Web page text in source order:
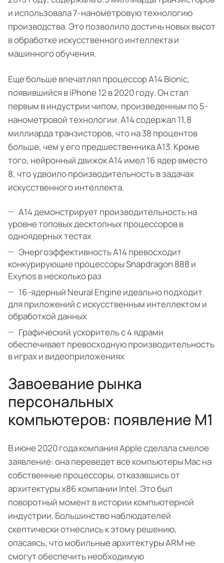
и использовала 7-нанометровую технологию
производства. Это позволило достичь новых высот
в обработке искусственного интеллекта и
машинного обучения.
Еще больше впечатлял процессор A14 Bionic,
появившийся в iPhone 12 в 2020 году. Он стал
первым в индустрии чипом, произведенным по 5-
нанометровой технологии. A14 содержал 11,8
миллиарда транзисторов, что на 38 процентов
больше, чем у его предшественника A13. Кроме
того, нейронный движок A14 имел 16 ядер вместо
8, что удвоило производительность в задачах
искусственного интеллекта.
A14 демонстрирует производительность на
уровне топовых десктопных процессоров в
одноядерных тестах
Энергоэффективность A14 превосходит
конкурирующие процессоры Snapdragon 888 и
Exynos в несколько раз
16-ядерный Neural Engine идеально подходит
для приложений с искусственным интеллектом и
обработкой данных
Графический ускоритель с 4 ядрами
обеспечивает превосходную производительность
в играх и видеоприложениях
Завоевание рынка
персональных
компьютеров: появление M1
В июне 2020 года компания Apple сделала смелое
заявление: она переведет все компьютеры Mac на
собственные процессоры, отказавшись от
архитектуры x86 компании Intel. Это был
поворотный момент в истории компьютерной
индустрии. Большинство наблюдателей
скептически отнеслись к этому решению,
опасаясь, что мобильные архитектуры ARM не
смогут обеспечить необходимую